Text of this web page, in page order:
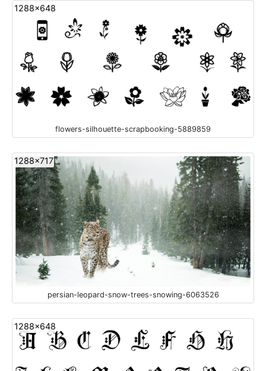
1288x648
flowers-silhouette-scrapbooking-5889859
1288x717
persian-leopard-snow-trees-snowing-6063526
1288x648